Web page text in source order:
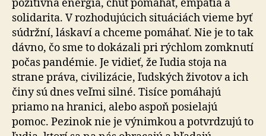
pozitívna energia, chuť pomáhať, empatia a
solidarita. V rozhodujúcich situáciách vieme byť
súdržní, láskaví a chceme pomáhať. Nie je to tak
dávno, čo sme to dokázali pri rýchlom zomknutí
počas pandémie. Je vidieť, že ľudia stoja na
strane práva, civilizácie, ľudských životov a ich
činy sú dnes veľmi silné. Tisíce pomáhajú
priamo na hranici, alebo aspoň posielajú
pomoc. Pezinok nie je výnimkou a potvrdzujú to